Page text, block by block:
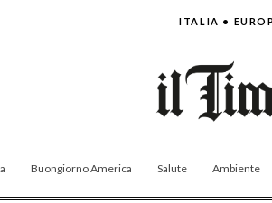
ITALIA •
Buongiorno America Salute Ambiente